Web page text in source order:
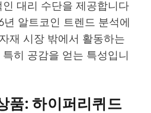
대리 수단을 제공합니다
알트코인 트렌드 분석에
재 시장 밖에서 활동하는
히 공감을 얻는 특성입니
품: 하이퍼리퀴드